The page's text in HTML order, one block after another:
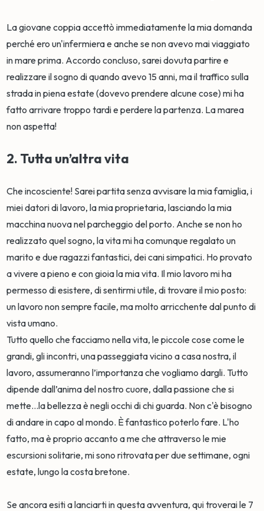
La giovane coppia accettò immediatamente la mia domanda
perché ero un'infermiera e anche se non avevo mai viaggiato
in mare prima. Accordo concluso, sarei dovuta partire e
realizzare il sogno di quando avevo 15 anni, ma il traffico sulla
strada in piena estate (dovevo prendere alcune cose) mi ha
fatto arrivare troppo tardi e perdere la partenza. La marea
non aspetta!
2. Tutta un’altra vita
Che incosciente! Sarei partita senza avvisare la mia famiglia, i
miei datori di lavoro, la mia proprietaria, lasciando la mia
macchina nuova nel parcheggio del porto. Anche se non ho
realizzato quel sogno, la vita mi ha comunque regalato un
marito e due ragazzi fantastici, dei cani simpatici. Ho provato
a vivere a pieno e con gioia la mia vita. Il mio lavoro mi ha
permesso di esistere, di sentirmi utile, di trovare il mio posto:
un lavoro non sempre facile, ma molto arricchente dal punto di
vista umano.
Tutto quello che facciamo nella vita, le piccole cose come le
grandi, gli incontri, una passeggiata vicino a casa nostra, il
lavoro, assumeranno l’importanza che vogliamo dargli. Tutto
dipende dall’anima del nostro cuore, dalla passione che si
mette…la bellezza è negli occhi di chi guarda. Non c'è bisogno
di andare in capo al mondo. È fantastico poterlo fare. L'ho
fatto, ma è proprio accanto a me che attraverso le mie
escursioni solitarie, mi sono ritrovata per due settimane, ogni
estate, lungo la costa bretone.
Se ancora esiti a lanciarti in questa avventura, qui troverai le 7